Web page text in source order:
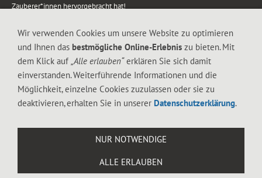
Zauberer*innen hervorgebracht hat!
vom Kinderprogramm bis zur Tischzauberei. Lassen Sie sich faszinieren von
meiner Zauber-Sprech-Show, angerührt mit sprachlichen Sequenzen,
gewürzt mit Gags und visuellen Illusionen wie Kaninchen, Vasen, Seilen,
Flughafenstrasse 4, 8302 Kloten
Wir verwenden Cookies um unsere Website zu optimieren
und Ihnen das bestmögliche Online-Erlebnis zu bieten. Mit
dem Klick auf „Alle erlauben“erklären Sie sich damit
einverstanden. Weiterführende Informationen und die
Möglichkeit, einzelne Cookies zuzulassen oder sie zu
deaktivieren, erhalten Sie in unserer Datenschutzerklärung.
NUR NOTWENDIGE
ALLE ERLAUBEN